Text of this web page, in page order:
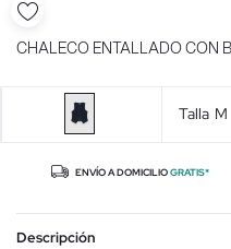
CHALECO ENTALLADO CON
Talla M
ENVÍO A DOMICILIOGRATIS*
Descripción